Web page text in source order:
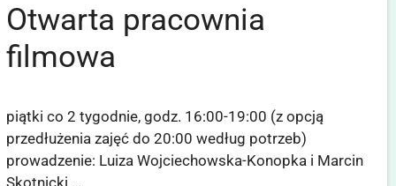
Otwarta pracownia
filmowa
piątki co 2 tygodnie, godz. 16:00-19:00 (z opcją
przedłużenia zajęć do 20:00 według potrzeb)
prowadzenie: Luiza Wojciechowska-Konopka i Marcin
Skotnicki …